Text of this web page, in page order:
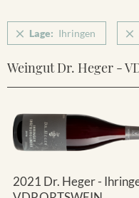
Ihringen
Lage: Ihringen
Weingut Dr. Heger -
2021 Dr. Heger -